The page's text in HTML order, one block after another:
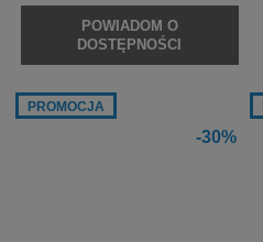
POWIADOM O
DOSTĘPNOŚCI
-30%
PROMOCJA